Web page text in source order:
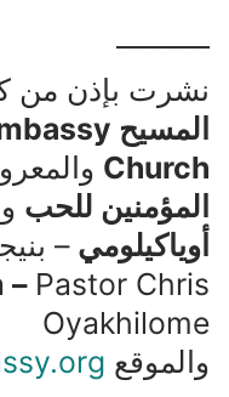
نشرت بإذن من
المسيح
Church
المؤمنين للحب و
أوياكيلومي –
–Pastor Chris
Oyakhilome
والموقع